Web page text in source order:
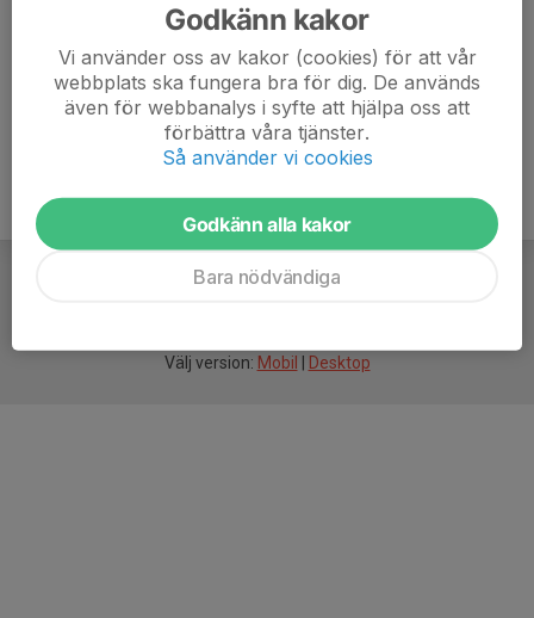
Välj version: Mobil Desktop
Godkänn kakor
Vi använder oss av kakor (cookies) för att vår
webbplats ska fungera bra för dig. De används
även för webbanalys i syfte att hjälpa oss att
förbättra våra tjänster.
Så använder vi cookies
Godkänn alla kakor
Bara nödvändiga